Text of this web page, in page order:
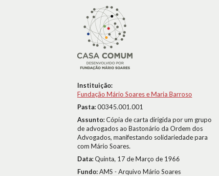
Instituição:
Fundação Mário Soares e Maria Barroso
Pasta:00345.001.001
Assunto:Cópia de carta dirigida por um grupo
de advogados ao Bastonário da Ordem dos
Advogados, manifestando solidariedade para
com Mário Soares.
Data:Quinta, 17 de Março de 1966
Fundo:AMS - Arquivo Mário Soares